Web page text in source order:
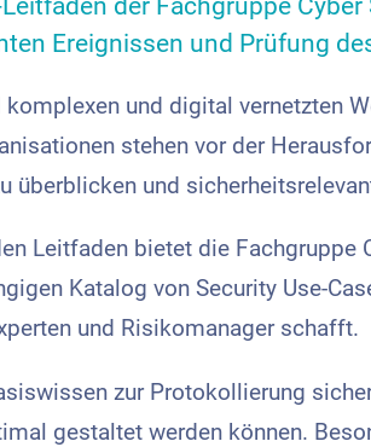
Ereignissen und Prüfung
komplexen und digital vernetzten
stehen vor der
überblicken und
Leitfaden bietet die Fachgruppe
Katalog von Security Use-
und Risikomanager schafft.
zur Protokollierung
gestaltet werden können.